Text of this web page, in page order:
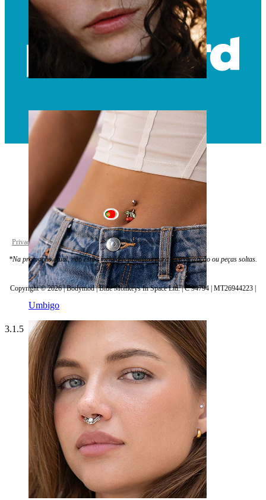
Umbigo
Portugal
Privacy policy Cookie settings
*Na promoção atual, não estão incluídos produtos para a cicatrização ou peças soltas.
Copyright © 2026 | Bodymod | Blue Monkeys In Space Ltd. | C 94794 | MT26944223 |
3.1.5